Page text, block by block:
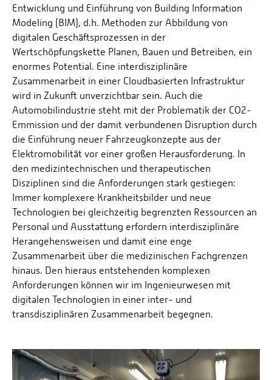
Entwicklung und Einführung von Building Information
Modeling (BIM), d.h. Methoden zur Abbildung von
digitalen Geschäftsprozessen in der
Wertschöpfungskette Planen, Bauen und Betreiben, ein
enormes Potential. Eine interdisziplinäre
Zusammenarbeit in einer Cloudbasierten Infrastruktur
wird in Zukunft unverzichtbar sein. Auch die
Automobilindustrie steht mit der Problematik der CO2-
Emmission und der damit verbundenen Disruption durch
die Einführung neuer Fahrzeugkonzepte aus der
Elektromobilität vor einer großen Herausforderung. In
den medizintechnischen und therapeutischen
Disziplinen sind die Anforderungen stark gestiegen:
Immer komplexere Krankheitsbilder und neue
Technologien bei gleichzeitig begrenzten Ressourcen an
Personal und Ausstattung erfordern interdisziplinäre
Herangehensweisen und damit eine enge
Zusammenarbeit über die medizinischen Fachgrenzen
hinaus. Den hieraus entstehenden komplexen
Anforderungen können wir im Ingenieurwesen mit
digitalen Technologien in einer inter- und
transdisziplinären Zusammenarbeit begegnen.